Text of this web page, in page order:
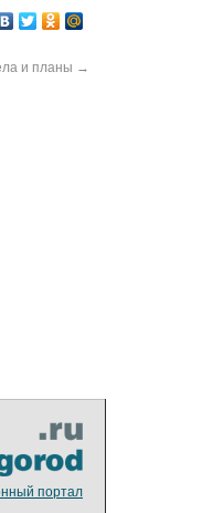
и планы →
портал